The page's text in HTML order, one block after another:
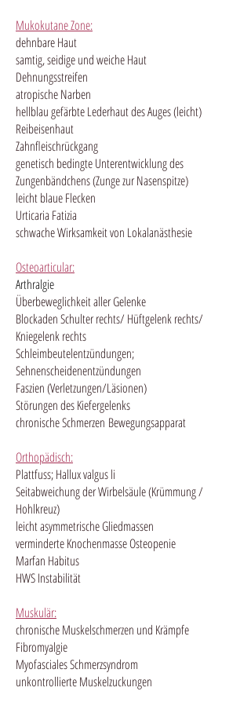
Mukokutane Zone:
dehnbare Haut
samtig, seidige und weiche Haut
Dehnungsstreifen
atropische Narben
hellblau gefärbte Lederhaut des Auges (leicht)
Reibeisenhaut
Zahnfleischrückgang
genetisch bedingte Unterentwicklung des
Zungenbändchens (Zunge zur Nasenspitze)
leicht blaue Flecken
Urticaria Fatizia
schwache Wirksamkeit von Lokalanästhesie
Osteoarticular:
Arthralgie
Überbeweglichkeit aller Gelenke
Blockaden Schulter rechts/ Hüftgelenk rechts/
Kniegelenk rechts
Schleimbeutelentzündungen;
Sehnenscheidenentzündungen
Faszien (Verletzungen/Läsionen)
Störungen des Kiefergelenks
chronische Schmerzen Bewegungsapparat
Orthopädisch:
Plattfuss; Hallux valgus li
Seitabweichung der Wirbelsäule (Krümmung /
Hohlkreuz)
leicht asymmetrische Gliedmassen
verminderte Knochenmasse Osteopenie
Marfan Habitus
HWS Instabilität
Muskulär:
chronische Muskelschmerzen und Krämpfe
Fibromyalgie
Myofasciales Schmerzsyndrom
unkontrollierte Muskelzuckungen